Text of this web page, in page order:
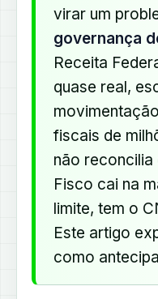
virar um
governança
Receita
quase real,
fiscais de
não
Fisco cai na
limite, tem o
Este artigo
como